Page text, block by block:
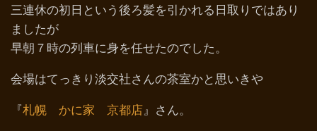
三連休の初日という後ろ髪を引かれる日取りではあり
ましたが
早朝７時の列車に身を任せたのでした。
会場はてっきり淡交社さんの茶室かと思いきや
『札幌 かに家 京都店』さん。